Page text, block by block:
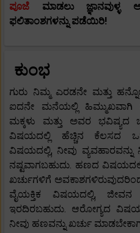
ಪೂಜೆ ಮಾಡಲು ಜ್ಞಾನವುಳ್ಳ
ಫಲಿತಾಂಶಗಳನ್ನು ಪಡೆಯಿರಿ!
ಕುಂಭ
ಗುರು ನಿಮ್ಮ ಎರಡನೇ ಮತ್ತು
ಐದನೇ ಮನೆಯಲ್ಲಿ ಹಿಮ್ಮುಖವಾಗಿ
ಮಕ್ಕಳು ಮತ್ತು ಅವರ ಭವಿಷ್ಯದ
ವಿಷಯದಲ್ಲಿ ಹೆಚ್ಚಿನ ಕೆಲಸದ
ವಿಷಯದಲ್ಲಿ, ನೀವು
ನಷ್ಟವಾಗಬಹುದು. ಹಣದ
ಖರ್ಚುಗಳಿಗೆ
ವೈಯಕ್ತಿಕ ವಿಷಯದಲ್ಲಿ,
ಇರದಿರಬಹುದು. ಆರೋಗ್ಯದ
ನೀವು ಹಣವನ್ನು ಖರ್ಚು